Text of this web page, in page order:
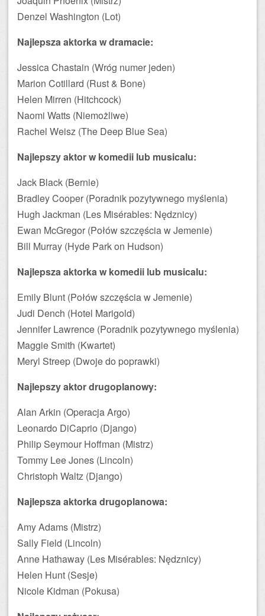
Denzel Washington (Lot)
Najlepsza aktorka w dramacie:
Jessica Chastain (Wróg numer jeden)
Marion Cotillard (Rust & Bone)
Helen Mirren (Hitchcock)
Naomi Watts (Niemożliwe)
Rachel Weisz (The Deep Blue Sea)
Najlepszy aktor w komedii lub musicalu:
Jack Black (Bernie)
Bradley Cooper (Poradnik pozytywnego myślenia)
Hugh Jackman (Les Misérables: Nędznicy)
Ewan McGregor (Połów szczęścia w Jemenie)
Bill Murray (Hyde Park on Hudson)
Najlepsza aktorka w komedii lub musicalu:
Emily Blunt (Połów szczęścia w Jemenie)
Judi Dench (Hotel Marigold)
Jennifer Lawrence (Poradnik pozytywnego myślenia)
Maggie Smith (Kwartet)
Meryl Streep (Dwoje do poprawki)
Najlepszy aktor drugoplanowy:
Alan Arkin (Operacja Argo)
Leonardo DiCaprio (Django)
Philip Seymour Hoffman (Mistrz)
Tommy Lee Jones (Lincoln)
Christoph Waltz (Django)
Najlepsza aktorka drugoplanowa:
Amy Adams (Mistrz)
Sally Field (Lincoln)
Anne Hathaway (Les Misérables: Nędznicy)
Helen Hunt (Sesje)
Nicole Kidman (Pokusa)